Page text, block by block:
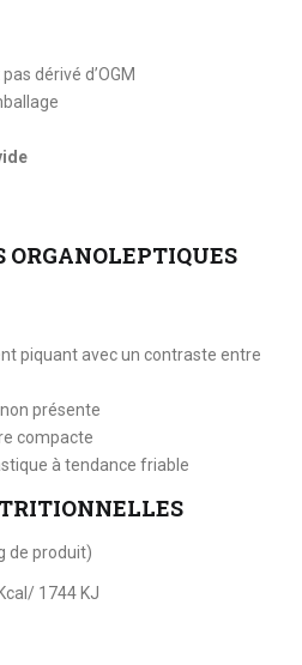
dérivé d’OGM
ORGANOLEPTIQUES
piquant avec un contraste entre
présente
compacte
à tendance friable
de produit)
1744 KJ